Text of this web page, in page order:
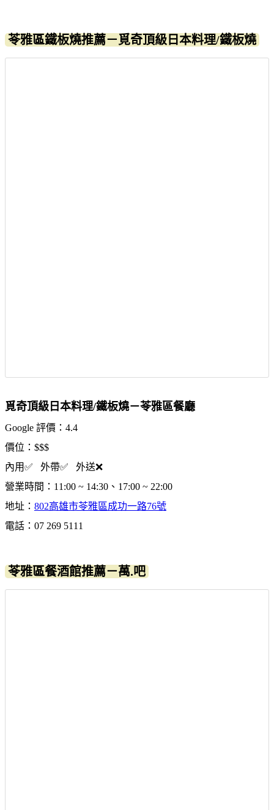
苓雅區鐵板燒推薦－覓奇頂級日本料理/鐵板燒
覓奇頂級日本料理/鐵板燒－苓雅區餐廳
Google 評價：4.4
價位：$$$
內用✅ 外帶✅ 外送❌
營業時間：11:00 ~ 14:30、17:00 ~ 22:00
地址： 802高雄市苓雅區成功一路76號
電話：07 269 5111
苓雅區餐酒館推薦－萬.吧